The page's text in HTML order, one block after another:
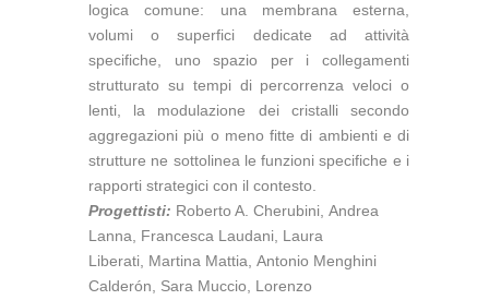
logica comune: una membrana esterna,
volumi o superfici dedicate ad attività
specifiche, uno spazio per i collegamenti
strutturato su tempi di percorrenza veloci o
lenti, la modulazione dei cristalli secondo
aggregazioni più o meno fitte di ambienti e di
strutture ne sottolinea le funzioni specifiche e i
rapporti strategici con il contesto.
Progettisti: Roberto A. Cherubini, Andrea
Lanna, Francesca Laudani, Laura
Liberati, Martina Mattia, Antonio Menghini
Calderón, Sara Muccio, Lorenzo